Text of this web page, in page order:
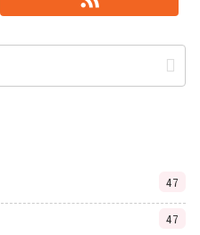
47
47